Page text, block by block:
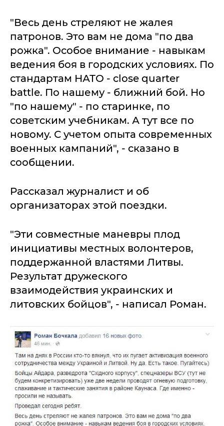
"Весь день стреляют не жалея
патронов. Это вам не дома "по два
рожка". Особое внимание - навыкам
ведения боя в городских условиях. По
стандартам НАТО - close quarter
battle. По нашему - ближний бой. Но
"по нашему" - по старинке, по
советским учебникам. А тут все по
новому. С учетом опыта современных
военных кампаний", - сказано в
сообщении.
Рассказал журналист и об
организаторах этой поездки.
"Эти совместные маневры плод
инициативы местных волонтеров,
поддержанной властями Литвы.
Результат дружеского
взаимодействия украинских и
литовских бойцов", - написал Роман.